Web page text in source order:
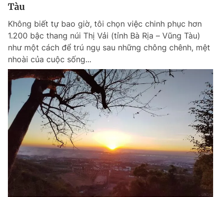
Tàu
Không biết tự bao giờ, tôi chọn việc chinh phục hơn
1.200 bậc thang núi Thị Vải (tỉnh Bà Rịa – Vũng Tàu)
như một cách để trú ngụ sau những chông chênh, mệt
nhoài của cuộc sống...